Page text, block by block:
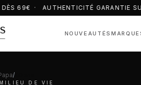
69€ · AUTHENTICITÉ GARANTIE
NOUVEAUTÉS
/
DE VIE